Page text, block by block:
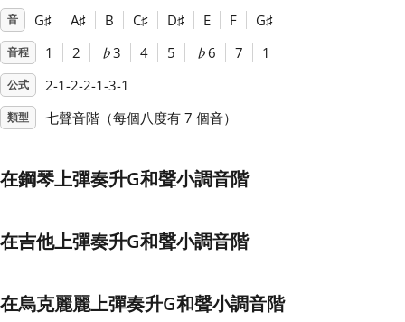
English
音 G♯ A♯ B C♯ D♯ E F G♯
音程 1 2 ♭3 4 5 ♭6 7 1
公式 2-1-2-2-1-3-1
類型 七聲音階（每個八度有 7 個音）
在鋼琴上彈奏升G和聲小調音階
在吉他上彈奏升G和聲小調音階
在烏克麗麗上彈奏升G和聲小調音階